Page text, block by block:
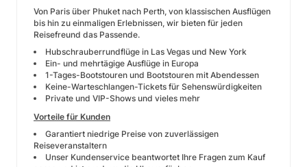
Von Paris über Phuket nach Perth, von klassischen Ausflügen
bis hin zu einmaligen Erlebnissen, wir bieten für jeden
Reisefreund das Passende.
Hubschrauberrundflüge in Las Vegas und New York
Ein- und mehrtägige Ausflüge in Europa
1-Tages-Bootstouren und Bootstouren mit Abendessen
Keine-Warteschlangen-Tickets für Sehenswürdigkeiten
Private und VIP-Shows und vieles mehr
Vorteile für Kunden
Garantiert niedrige Preise von zuverlässigen
Reiseveranstaltern
Unser Kundenservice beantwortet Ihre Fragen zum Kauf